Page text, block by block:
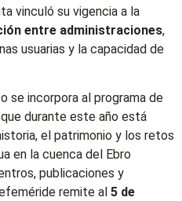
vinculó su vigencia a la
entre administraciones,
usuarias y la capacidad de
se incorpora al programa de
durante este año está
el patrimonio y los retos
en la cuenca del Ebro
publicaciones y
remite al 5 de